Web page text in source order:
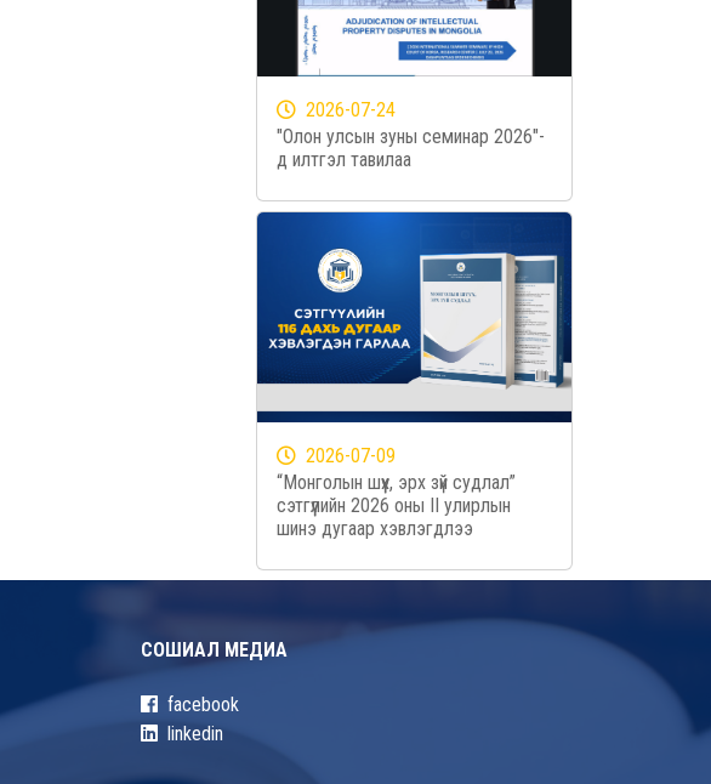
2026-07-24
"Олон улсын зуны семинар 2026"-
д илтгэл тавилаа
2026-07-09
“Монголын шүүх, эрх зүй судлал”
сэтгүүлийн 2026 оны II улирлын
шинэ дугаар хэвлэгдлээ
СОШИАЛ МЕДИА
facebook
linkedin